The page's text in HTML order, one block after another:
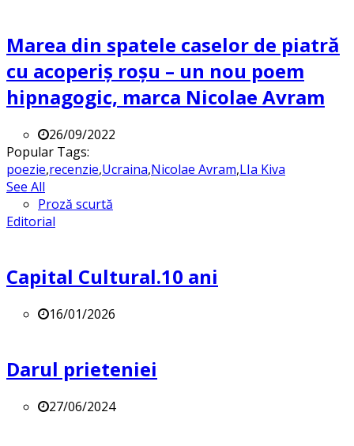
Marea din spatele caselor de piatră
cu acoperiș roșu – un nou poem
hipnagogic, marca Nicolae Avram
26/09/2022
Popular Tags:
poezie,recenzie,Ucraina,Nicolae Avram,LIa Kiva
See All
Proză scurtă
Editorial
Capital Cultural.10 ani
16/01/2026
Darul prieteniei
27/06/2024